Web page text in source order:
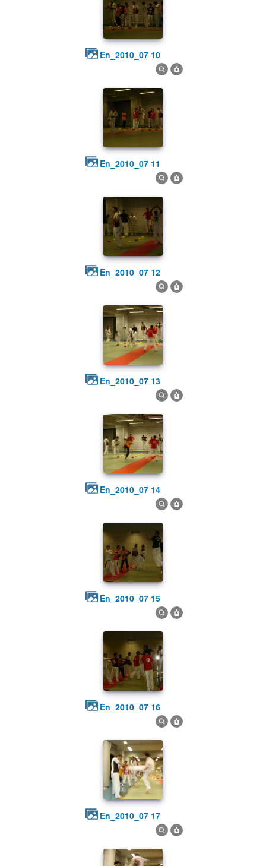
en_2010_07 10
en_2010_07 11
en_2010_07 12
en_2010_07 13
en_2010_07 14
en_2010_07 15
en_2010_07 16
en_2010_07 17